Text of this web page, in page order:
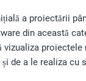
a proiectării
din această
vizualiza proiectele
de a le realiza cu